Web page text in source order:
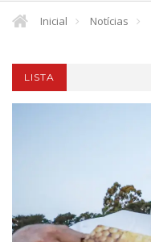
Inicial Notícias
LISTA